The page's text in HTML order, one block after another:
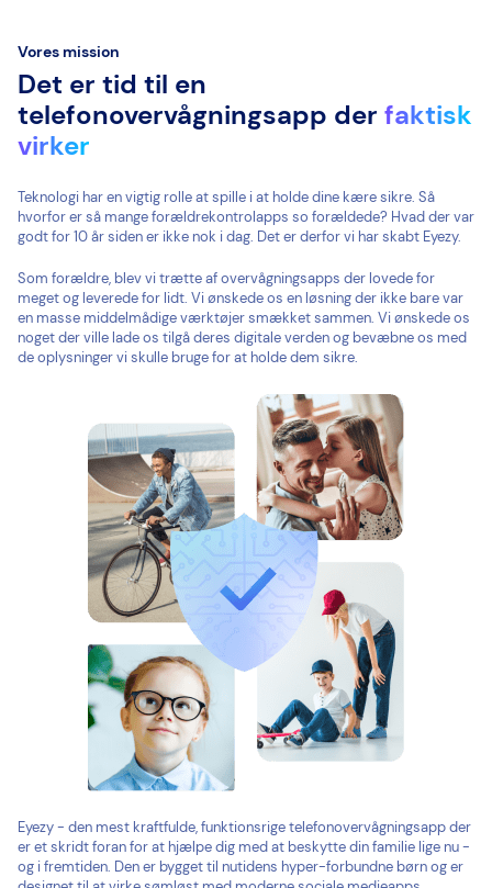
Vores mission
Det er tid til en
telefonovervågningsapp der faktisk
virker
Teknologi har en vigtig rolle at spille i at holde dine kære sikre. Så
hvorfor er så mange forældrekontrolapps so forældede? Hvad der var
godt for 10 år siden er ikke nok i dag. Det er derfor vi har skabt Eyezy.
Som forældre, blev vi trætte af overvågningsapps der lovede for
meget og leverede for lidt. Vi ønskede os en løsning der ikke bare var
en masse middelmådige værktøjer smækket sammen. Vi ønskede os
noget der ville lade os tilgå deres digitale verden og bevæbne os med
de oplysninger vi skulle bruge for at holde dem sikre.
Eyezy - den mest kraftfulde, funktionsrige telefonovervågningsapp der
er et skridt foran for at hjælpe dig med at beskytte din familie lige nu -
og i fremtiden. Den er bygget til nutidens hyper-forbundne børn og er